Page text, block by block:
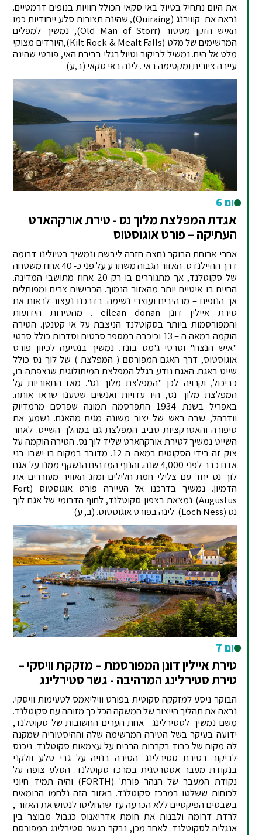
את היום נתחיל בטיול באי סקאי הכולל חוויות בנופים דרמטיים.
נראה את קווירנג (Quiraing), שהינה תצורות סלע ייחודיות כמו
האיש הזקן מסטור (Old Man of Storr), נמשיך למפלים
המרשימים של מלט (Kilt Rock & Mealt Falls),היורדים מצוקי
מלט אל הים. נמשיל לביקור וטיול רגלי בבירת האי, פורטי שהינה
עיירה ציורית ומקסימה באי . לינה באי סקאי (ב,ע)
יום 6
אגדת המפלצת מלוך נס - טירת אורקהארט
העתיקה – פורט אוגוסטוס
אחרי ארוחת הבוקר נחצה חזרה ליבשת ונמשיך בטיולינו דרומה
דרך ההיילנדס. האזור הגבוה משתרע על פני כ- 40 אחוז משטחה
של סקוטלנד, אך מתגוררים בו רק 20 אחוז מתושבי המדינה.
החיים בו איטיים יותר מהאזור הנמוך. הכבישים צרים ומפותלים
אך הנופים – מרהיבים ועוצרי נשימה. בדרכנו נעצור לראות את
טירת איילין דונן eilean donan . מהטירות הידועות
והמפורסמות ביותר בסקוטלנד הניצבת על אי קטנטן. הטירה
הוקמה במאה ה – 13 וכיכבה במספר סרטים וסדרות כולל סרטי
"איש הנצח" וסרטי ג'מס בונד. נמשיך בנסיעה לכיוון פורט
אוגוסטוס, דרך האגם המפורסם ( המפלצת ) של לוך נס כולל
שייט באגם. האגם נודע בגלל המפלצת המיתולוגית שנצפתה בו,
כביכול, וקרויה לכן "המפלצת מלוך נס". מאז התאוריות על
המפלצת מלוך נס, היו עדויות ואנשים שטענו שראו אותה.
באפריל בשנת 1934 התפרסמה תמונה שפרסם מרמדיוק
וודרהל, שבה ראש של יצור משונה מגיח מהאגם. נשמע את
סיפורה והאטרקציות סביב המפלצת גם במהלך השייט. לאחר
השייט נמשיך לטירת אורקהארט שליד לוך נס. הטירה הוקמה על
צוק זה בידי הסקוטים במאה ה-12. מדובר במקום בו ישבו בני
אדם כבר לפני 4,000 שנה. והנוף המדהים הנשקף ממנו על אגם
לוך נס יחד עם צלילי חמת חלילים ומזג האוויר מעוררים את
הדמיון. נמשיך בדרכנו אל העיירה פורט אוגוסטוס (Fort
Augustus) נמצאת בצפון סקוטלנד, לחוף הדרומי של אגם לוך
נס (Loch Ness). לינה בפורט אוגוסטוס. (ב, ע)
יום 7
טירת איילין דונן המפורסמת – מזקקת וויסקי –
טירת סטירלינג המרהיבה - גשר סטירלינג
הבוקר ניסע למזקקה סקוטית בפורט וויליאמס לטעימות וויסקי.
נראה את תהליך הייצור של המשקה הכל כך מזוהה עם סקוטלנד.
משם נמשיך לסטירלינג. אחת הערים החשובות של סקוטלנד,
ידועה בעיקר בשל הטירה המרשימה שלה וההיסטוריה שמקנה
לה מקום של כבוד בקרבות הרבים על עצמאות סקוטלנד. ניכנס
לביקור בטירת סטירלינג. הטירה בנויה על גבי סלע וולקני
בנקודת מעבר אסטרטגית במרכז סקוטלנד. הסלע צופה על
נקודת המעבר של הנהר פורת' (FORTH) והיה תמיד חיוני
לכוחות ששלטו במרכז סקוטלנד. באזור הזה נלחמו הרומאים
בשבטים הפיקטיים ללא הכרעה עד שהחליטו לנטוש את האזור ,
לרדת דרומה ולבנות את חומת אדריאנוס כגבול מבוצר בין
אנגליה לסקוטלנד. לאחר מכן, נבקר בגשר סטירלינג המפורסם